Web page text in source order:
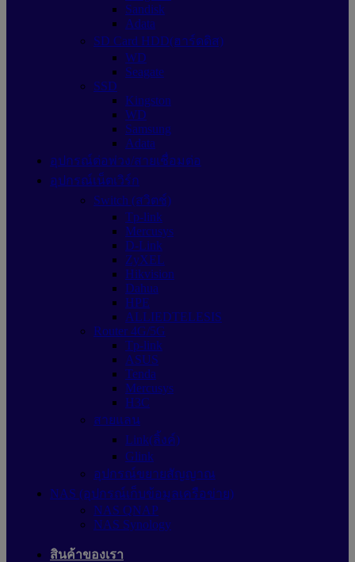
Sandisk
Adata
SD Card HDD(ฮาร์ดดิส)
WD
Seagate
SSD
Kingston
WD
Samsung
Adata
อุปกรณ์ต่อพ่วง/สายเชื่อมต่อ
อุปกรณ์เน็ตเวิร์ก
Switch (สวิตช์)
Tp-link
Mercusys
D-Link
ZyXEL
Hikvision
Dahua
HPE
ALLIEDTELESIS
Router 4G/5G
Tp-link
ASUS
Tenda
Mercusys
H3C
สายแลน
Link(ลิ้งค์)
Glink
อุปกรณ์ขยายสัญญาณ
NAS (อุปกรณ์เก็บข้อมูลเครือข่าย)
NAS QNAP
NAS Synology
สินค้าของเรา